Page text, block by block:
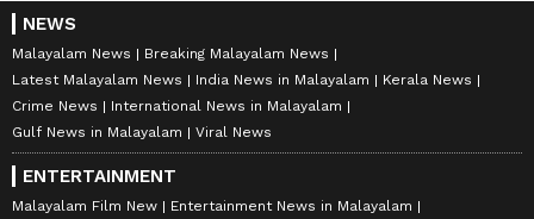
NEWS
Malayalam News
Breaking Malayalam News
Latest Malayalam News
India News in Malayalam
Kerala News
Crime News
International News in Malayalam
Gulf News in Malayalam
Viral News
ENTERTAINMENT
Malayalam Film New
Entertainment News in Malayalam